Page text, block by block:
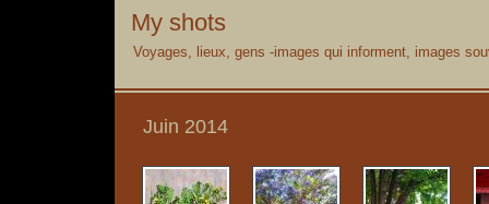
My shots
Voyages, lieux, gens -images qui informent, images
Juin 2014